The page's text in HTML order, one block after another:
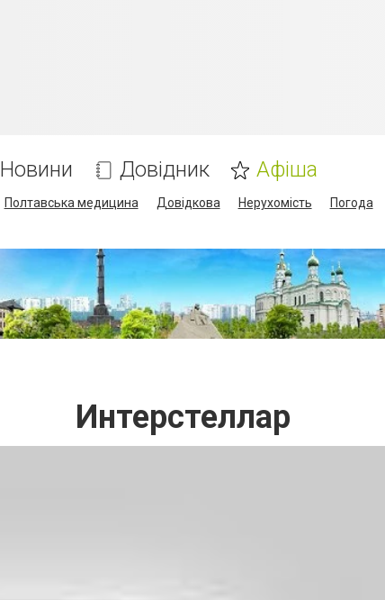
Новини Довідник Афіша
Полтавська медицина Довідкова Нерухомість Погода
Интерстеллар